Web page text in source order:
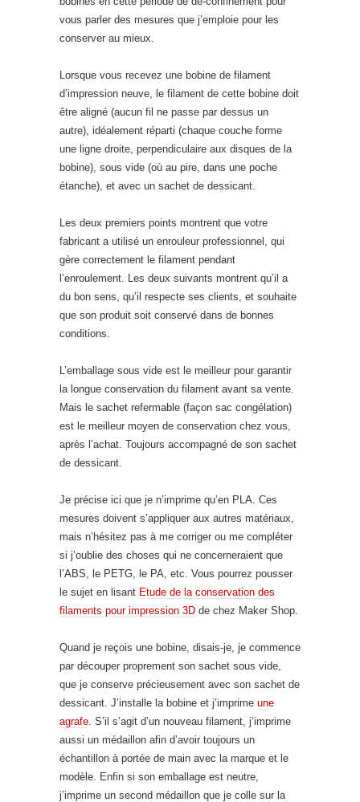
vous parler des mesures que j’emploie pour les
conserver au mieux.
Lorsque vous recevez une bobine de filament
d’impression neuve, le filament de cette bobine doit
être aligné (aucun fil ne passe par dessus un
autre), idéalement réparti (chaque couche forme
une ligne droite, perpendiculaire aux disques de la
bobine), sous vide (où au pire, dans une poche
étanche), et avec un sachet de dessicant.
Les deux premiers points montrent que votre
fabricant a utilisé un enrouleur professionnel, qui
gère correctement le filament pendant
l’enroulement. Les deux suivants montrent qu’il a
du bon sens, qu’il respecte ses clients, et souhaite
que son produit soit conservé dans de bonnes
conditions.
L’emballage sous vide est le meilleur pour garantir
la longue conservation du filament avant sa vente.
Mais le sachet refermable (façon sac congélation)
est le meilleur moyen de conservation chez vous,
après l’achat. Toujours accompagné de son sachet
de dessicant.
Je précise ici que je n’imprime qu’en PLA. Ces
mesures doivent s’appliquer aux autres matériaux,
mais n’hésitez pas à me corriger ou me compléter
si j’oublie des choses qui ne concerneraient que
l’ABS, le PETG, le PA, etc. Vous pourrez pousser
le sujet en lisant Etude de la conservation des
filaments pour impression 3D de chez Maker Shop.
Quand je reçois une bobine, disais-je, je commence
par découper proprement son sachet sous vide,
que je conserve précieusement avec son sachet de
dessicant. J’installe la bobine et j’imprime une
agrafe . S’il s’agit d’un nouveau filament, j’imprime
aussi un médaillon afin d’avoir toujours un
échantillon à portée de main avec la marque et le
modèle. Enfin si son emballage est neutre,
j’imprime un second médaillon que je colle sur la